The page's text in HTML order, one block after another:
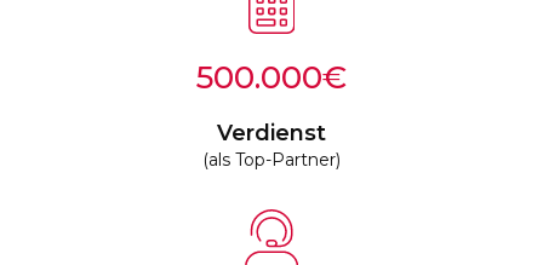
500.000
Verdienst
(als Top-Partner)